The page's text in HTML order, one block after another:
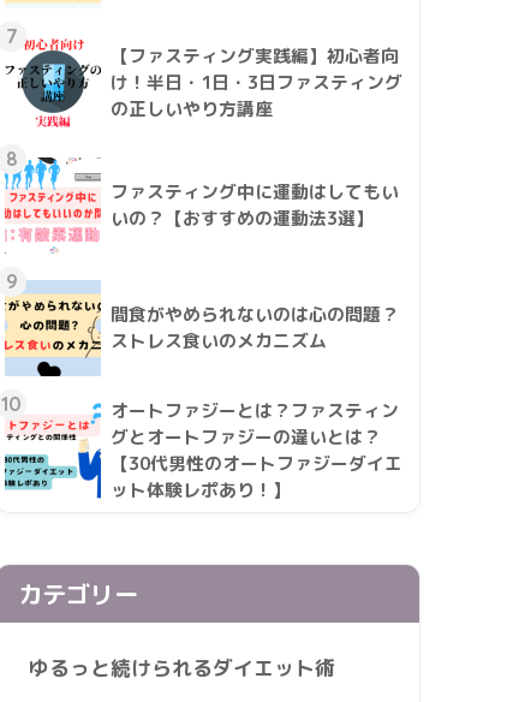
7
【ファスティング実践編】初心者向
け！半日・1日・3日ファスティング
の正しいやり方講座
8
ファスティング中に運動はしてもい
いの？【おすすめの運動法3選】
9
間食がやめられないのは心の問題？
ストレス食いのメカニズム
10
オートファジーとは？ファスティン
グとオートファジーの違いとは？
【30代男性のオートファジーダイエ
ット体験レポあり！】
カテゴリー
ゆるっと続けられるダイエット術